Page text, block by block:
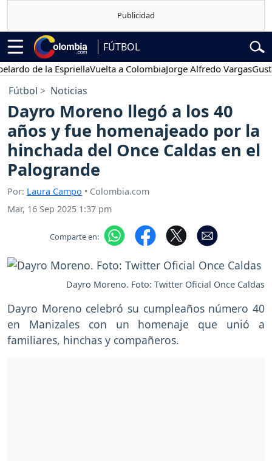
FÚTBOL
de la EspriellaVuelta a ColombiaJorge Alfredo VargasGustavo
Fútbol Noticias
Dayro Moreno llegó a los 40
años y fue homenajeado por la
hinchada del Once Caldas en el
Palogrande
Por: Laura Campo • Colombia.com
Mar, 16 Sep 2025 1:37 pm
Comparte en:
Dayro Moreno. Foto: Twitter Oficial Once Caldas
Dayro Moreno celebró su cumpleaños número 40
en Manizales con un homenaje que unió a
familiares, hinchas y compañeros.